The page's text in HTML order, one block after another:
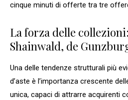
cinque minuti di offerte tra tre
La forza delle
Shainwald, de
Una delle tendenze strutturali più
d’aste è l’importanza crescente
unica, capaci di attrarre acquirenti